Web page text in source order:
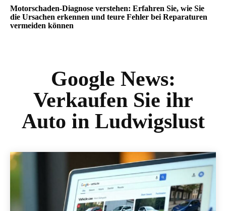
Motorschaden-Diagnose verstehen: Erfahren Sie, wie Sie
die Ursachen erkennen und teure Fehler bei Reparaturen
vermeiden können
Google News:
Verkaufen Sie ihr
Auto in Ludwigslust